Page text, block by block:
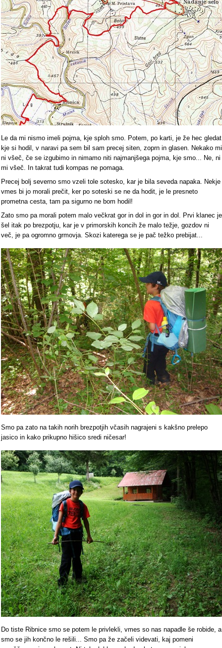
Le da mi nismo imeli pojma, kje sploh smo. Potem, po karti, je že hec gledat
kje si hodil, v naravi pa sem bil sam precej siten, zoprn in glasen. Nekako mi
ni všeč, če se izgubimo in nimamo niti najmanjšega pojma, kje smo... Ne, ni
mi všeč. In takrat tudi kompas ne pomaga.
Precej bolj severno smo vzeli tole sotesko, kar je bila seveda napaka. Nekje
vmes bi jo morali prečit, ker po soteski se ne da hodit, je le presneto
prometna cesta, tam pa sigurno ne bom hodil!
Zato smo pa morali potem malo večkrat gor in dol in gor in dol. Prvi klanec je
šel itak po brezpotju, kar je v primorskih koncih že malo težje, gozdov ni
več, je pa ogromno grmovja. Skozi katerega se je pač težko prebijat...
Smo pa zato na takih norih brezpotjih včasih nagrajeni s kakšno prelepo
jasico in kako prikupno hišico sredi ničesar!
Do tiste Ribnice smo se potem le privlekli, vmes so nas napadle še robide, a
smo se jih končno le rešili... Smo pa že začeli videvati, kaj pomeni